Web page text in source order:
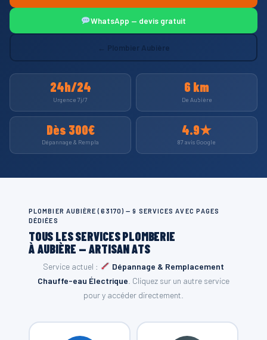
WhatsApp — devis gratuit
← Plombier Aubière
24h/24
Urgence 7j/7
6 km
De Aubière
Dès 300€
Dépannage & Rempla
4.9★
87 avis Google
PLOMBIER AUBIÈRE (63170) — 9 SERVICES AVEC PAGES
DÉDIÉES
TOUS LES SERVICES PLOMBERIE
À AUBIÈRE — ARTISAN ATS
Service actuel :
Dépannage & Remplacement
Chauffe-eau Électrique . Cliquez sur un autre service
pour y accéder directement.